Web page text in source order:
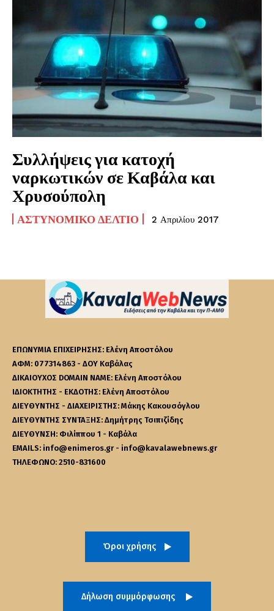
Συλλήψεις για κατοχή
ναρκωτικών σε Καβάλα και
Χρυσούπολη
ΑΣΤΥΝΟΜΙΚΌ ΔΕΛΤΊΟ 2 Απριλίου 2017
ΕΠΩΝΥΜΙΑ ΕΠΙΧΕΙΡΗΣΗΣ: Ελένη Αποστόλου
ΑΦΜ: 077314863 - ΔΟΥ Καβάλας
ΔΙΚΑΙΟΥΧΟΣ DOMAIN NAME: Ελένη Αποστόλου
ΙΔΙΟΚΤΗΤΗΣ - ΕΚΔΟΤΗΣ: Ελένη Αποστόλου
ΔΙΕΥΘΥΝΤΗΣ - ΔΙΑΧΕΙΡΙΣΤΗΣ: Μάκης Κακουσόγλου
ΔΙΕΥΘΥΝΤΗΣ ΣΥΝΤΑΞΗΣ: Δημήτρης Τσιπιζίδης
ΔΙΕΥΘΥΝΣΗ: Φιλίππου 1 - Καβάλα
EMAILS: info@enimeros.gr - info@kavalawebnews.gr
ΤΗΛΕΦΩΝΟ: 2510-831600
Όροι χρήσης
Δήλωση συμμόρφωσης